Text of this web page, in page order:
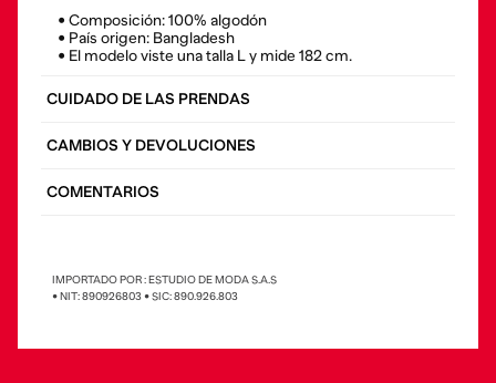
• Composición: 100% algodón
• País origen: Bangladesh
• El modelo viste una talla L y mide 182 cm.
CUIDADO DE LAS PRENDAS
CAMBIOS Y DEVOLUCIONES
COMENTARIOS
IMPORTADO POR : ESTUDIO DE MODA S.A.S
• NIT: 890926803 • SIC: 890.926.803